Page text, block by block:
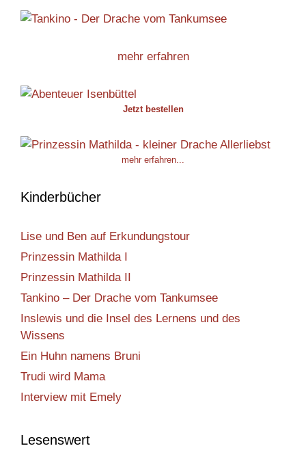
mehr erfahren
Jetzt bestellen
mehr erfahren...
Kinderbücher
Lise und Ben auf Erkundungstour
Prinzessin Mathilda I
Prinzessin Mathilda II
Tankino – Der Drache vom Tankumsee
Inslewis und die Insel des Lernens und des
Wissens
Ein Huhn namens Bruni
Trudi wird Mama
Interview mit Emely
Lesenswert